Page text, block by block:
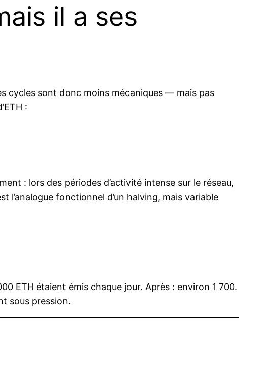
il a ses
cycles sont donc moins mécaniques — mais pas
:
: lors des périodes d’activité intense sur le réseau,
l’analogue fonctionnel d’un halving, mais variable
ETH étaient émis chaque jour. Après : environ 1 700.
sous pression.